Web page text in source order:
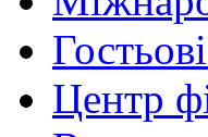
Центр